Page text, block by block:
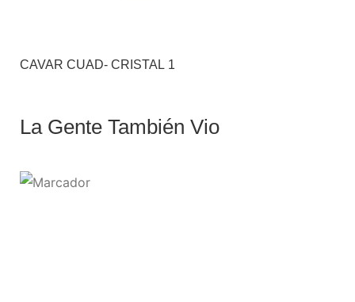
CAVAR CUAD- CRISTAL 1
La Gente También Vio